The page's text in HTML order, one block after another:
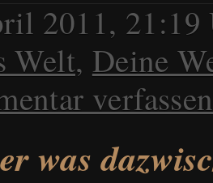
2011,
Welt, Deine
verfassen
was